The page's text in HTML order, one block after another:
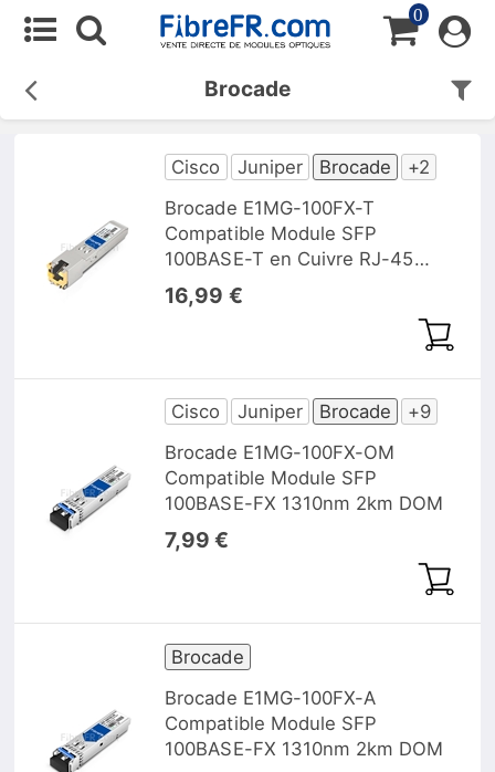
0
Brocade
Cisco Juniper Brocade
+2
Brocade E1MG-100FX-T
Compatible Module SFP
100BASE-T en Cuivre RJ-45
100m
16,99 €
Cisco Juniper Brocade
+9
Brocade E1MG-100FX-OM
Compatible Module SFP
100BASE-FX 1310nm 2km DOM
7,99 €
Brocade
Brocade E1MG-100FX-A
Compatible Module SFP
100BASE-FX 1310nm 2km DOM